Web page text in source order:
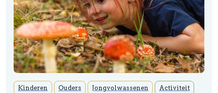
Kinderen Ouders Jongvolwassenen Activiteit